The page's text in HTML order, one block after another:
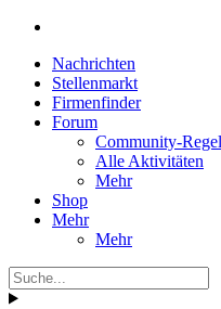
Nachrichten
Stellenmarkt
Firmenfinder
Forum
Community-
Alle Aktivitäten
Mehr
Shop
Mehr
Mehr